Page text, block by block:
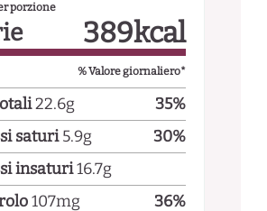
porzione
389kcal
% Valore giornaliero*
22.6g 35%
saturi 5.9g 30%
insaturi16.7g
107mg 36%